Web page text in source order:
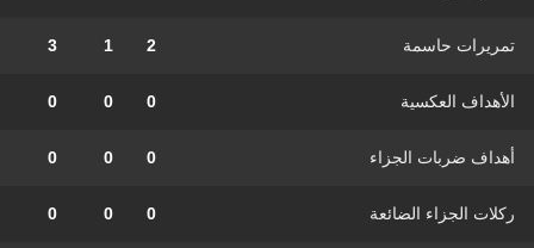
تمريرات حاسمة 2
1
3
الأهداف العكسية 0
0
0
أهداف ضربات الجزاء 0
0
0
ركلات الجزاء الضائعة 0
0
0